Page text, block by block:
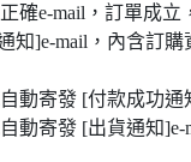
確e-mail，訂單成立
知]e-mail，內含訂
動寄發 [付款成功通
動寄發 [出貨通知]e-